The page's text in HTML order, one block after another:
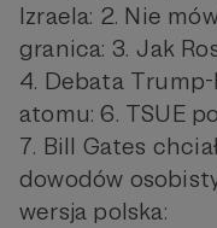
Izraela: 2. Nie
granica: 3. Jak
4. Debata Trump-
atomu: 6. TSUE
7. Bill Gates
dowodów
wersja polska: